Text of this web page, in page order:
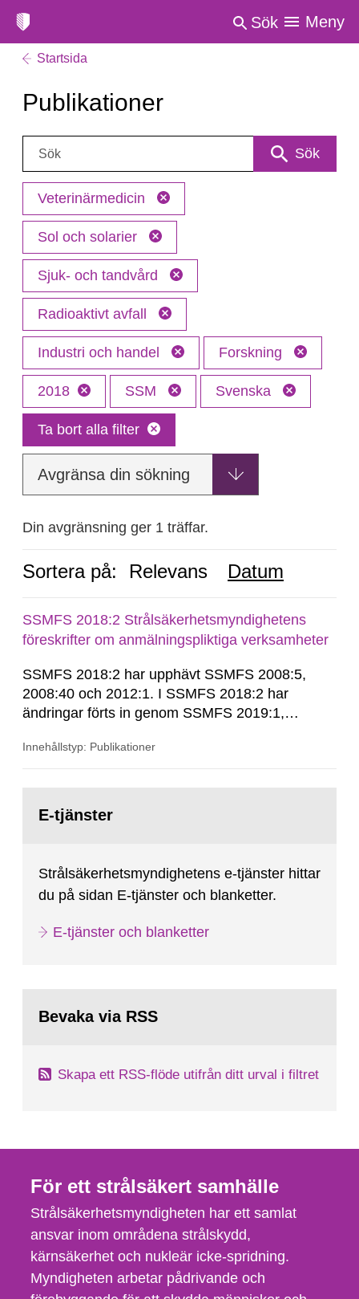
Sök Meny
Startsida
Publikationer
Sök: Sök
Veterinärmedicin
Sol och solarier
Sjuk- och tandvård
Radioaktivt avfall
Industri och handel Forskning
2018 SSM Svenska
Ta bort alla filter
Avgränsa din sökning
Din avgränsning ger 1 träffar.
Sortera på: Relevans Datum
SSMFS 2018:2 Strålsäkerhetsmyndighetens
föreskrifter om anmälningspliktiga verksamheter
SSMFS 2018:2 har upphävt SSMFS 2008:5,
2008:40 och 2012:1. I SSMFS 2018:2 har
ändringar förts in genom SSMFS 2019:1,
Innehållstyp: Publikationer
sida:E-tjänster
Strålsäkerhetsmyndighetens e-tjänster hittar
du på sidan E-tjänster och blanketter.
E-tjänster och blanketter
Bevaka via RSS
Skapa ett RSS-flöde utifrån ditt urval i filtret
För ett strålsäkert samhälle
Strålsäkerhetsmyndigheten har ett samlat
ansvar inom områdena strålskydd,
kärnsäkerhet och nukleär icke-spridning.
Myndigheten arbetar pådrivande och